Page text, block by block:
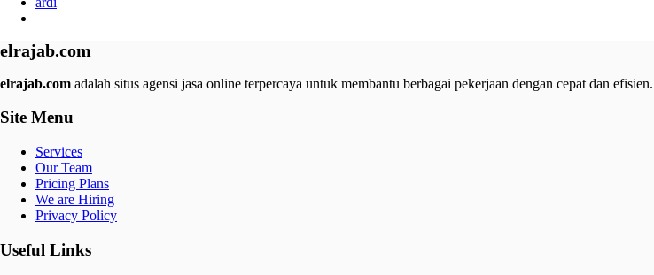
elrajab.com
elrajab.com adalah situs agensi jasa online terpercaya untuk membantu berbagai pekerjaan dengan cepat dan efisien.
Site Menu
Services
Our Team
Pricing Plans
We are Hiring
Privacy Policy
Useful Links